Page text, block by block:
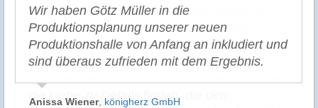
Wir haben Götz Müller in die
Produktionsplanung unserer neuen
Produktionshalle von Anfang an inkludiert und
sind überaus zufrieden mit dem Ergebnis.
Anissa Wiener, königherz GmbH
Prozesse sind für viele eine sehr trockene
Angelegenheit. Doch Unternehmer, die
Abläufe immer und immer wiederholen,
sollten überlegen, ob hier nicht einiges
die Liebe zu Details finden, die den